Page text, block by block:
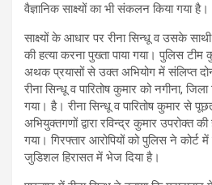
वैज्ञानिक साक्ष्यों का भी संकलन किया गया है।
साक्ष्यों के आधार पर रीना सिन्धू व उसके साथी
की हत्या करना पुख्ता पाया गया। पुलिस
अथक प्रयासों से उक्त अभियोग में संलिप्त
रीना सिन्धू व पारितोष कुमार को नगीना,
गया। है। रीना सिन्धू व पारितोष कुमार से
अभियुक्तगणों द्वारा रविन्द्र कुमार उपरोक्त
गया। गिरफ्तार आरोपियों को पुलिस ने कोर्ट
जुडिशल हिरासत में भेज दिया है।